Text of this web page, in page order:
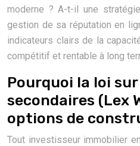
moderne ? A-t-il une
gestion de sa réputation en
indicateurs clairs de la
compétitif et rentable à long
Pourquoi la loi
secondaires (Lex
options de
Tout investisseur immobilier